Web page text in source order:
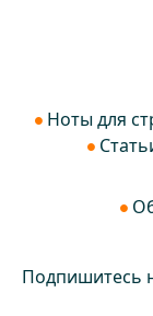
Ноты для
Подпишитесь